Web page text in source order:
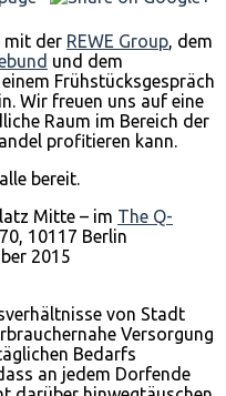
mit der REWE Group, dem
und dem
Frühstücksgespräch
Wir freuen uns auf eine
Raum im Bereich der
profitieren kann.
bereit.
Mitte – im The Q-
10117 Berlin
2015
von Stadt
Versorgung
Bedarfs
an jedem Dorfende